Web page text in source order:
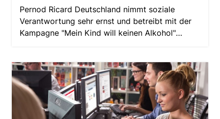
Pernod Ricard Deutschland nimmt soziale
Verantwortung sehr ernst und betreibt mit der
Kampagne "Mein Kind will keinen Alkohol"